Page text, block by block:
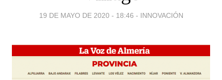
19 DE MAYO DE 2020 - 18:46 - INNOVACIÓN